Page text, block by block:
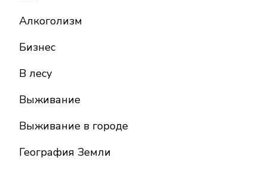
Алкоголизм
Бизнес
В лесу
Выживание
Выживание в городе
География Земли